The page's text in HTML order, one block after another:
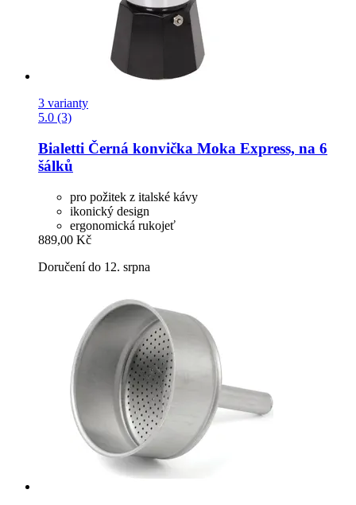
3 varianty
5.0 (3)
Bialetti Černá konvička Moka Express, na 6
šálků
pro požitek z italské kávy
ikonický design
ergonomická rukojeť
889,00 Kč
Doručení do 12. srpna